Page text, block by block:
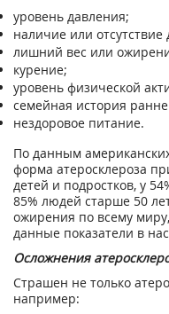
уровень давления;
наличие или отсутствие
лишний вес или
курение;
уровень физической
семейная история
нездоровое питание.
По данным
форма атеросклероза
детей и подростков, у
85% людей старше 50
ожирения по всему
данные показатели в
Осложнения
Страшен не только
например: